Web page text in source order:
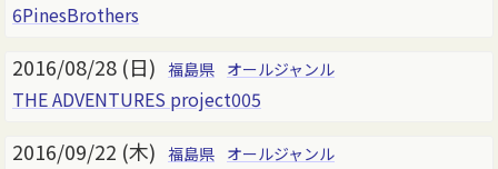
6PinesBrothers
2016/08/28 (日) 福島県 オールジャンル
THE ADVENTURES project005
2016/09/22 (木) 福島県 オールジャンル